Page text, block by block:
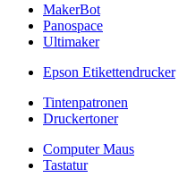
MakerBot
Panospace
Ultimaker
Epson Etikettendrucker
Tintenpatronen
Druckertoner
Computer Maus
Tastatur